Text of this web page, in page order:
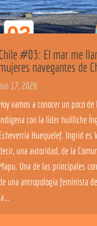
#03: El mar me
navegantes de
Jun 17, 2026
vamos a conocer un poco
con la líder huilliche
Huequelef. Ingrid es
una autoridad, de la
Una de las principales
una antropología feminista